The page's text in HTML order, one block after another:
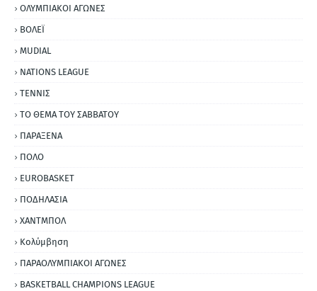
ΟΛΥΜΠΙΑΚΟΙ ΑΓΩΝΕΣ
ΒΟΛΕΪ
MUDIAL
NATIONS LEAGUE
ΤΕΝΝΙΣ
ΤΟ ΘΕΜΑ ΤΟΥ ΣΑΒΒΑΤΟΥ
ΠΑΡΑΞΕΝΑ
ΠΟΛΟ
EUROBASKET
ΠΟΔΗΛΑΣΙΑ
ΧΑΝΤΜΠΟΛ
Κολύμβηση
ΠΑΡΑΟΛΥΜΠΙΑΚΟΙ ΑΓΩΝΕΣ
BASKETBALL CHAMPIONS LEAGUE